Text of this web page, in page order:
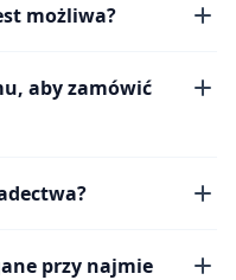
możliwa?
aby zamówić
przy najmie